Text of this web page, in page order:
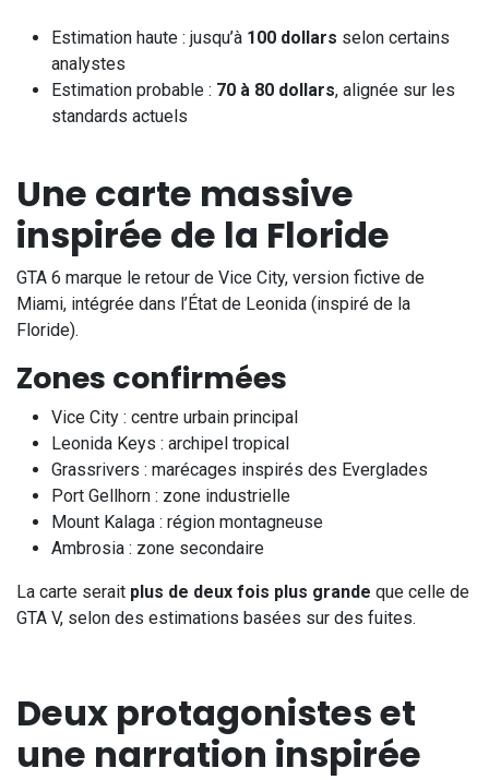
Estimation haute : jusqu’à 100 dollars selon certains
analystes
Estimation probable : 70 à 80 dollars, alignée sur les
standards actuels
Une carte massive
inspirée de la Floride
GTA 6 marque le retour de Vice City, version fictive de
Miami, intégrée dans l’État de Leonida (inspiré de la
Floride).
Zones confirmées
Vice City : centre urbain principal
Leonida Keys : archipel tropical
Grassrivers : marécages inspirés des Everglades
Port Gellhorn : zone industrielle
Mount Kalaga : région montagneuse
Ambrosia : zone secondaire
La carte serait plus de deux fois plus grande que celle de
GTA V, selon des estimations basées sur des fuites.
Deux protagonistes et
une narration inspirée